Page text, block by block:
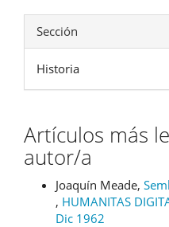
Sección
Historia
Artículos más
autor/a
Joaquín Meade,
, HUMANITAS
Dic 1962